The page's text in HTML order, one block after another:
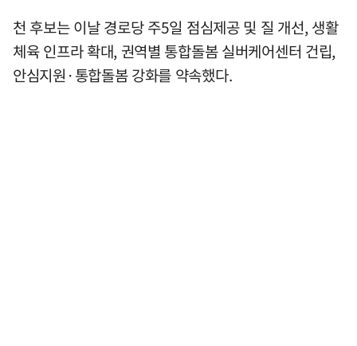
천 후보는 이날 경로당 주5일 점심제공 및 질 개선, 생활
체육 인프라 확대, 권역별 통합돌봄 실버케어센터 건립,
안심지원·통합돌봄 강화를 약속했다.